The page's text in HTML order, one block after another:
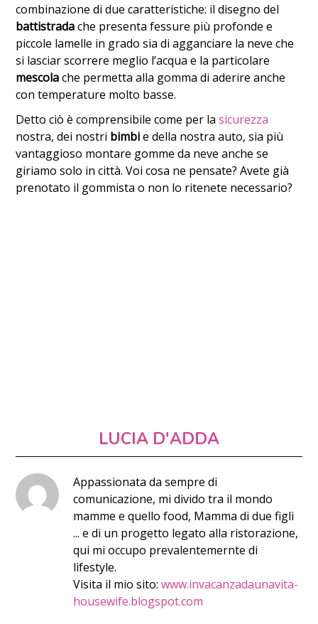
combinazione di due caratteristiche: il disegno del
battistradache presenta fessure più profonde e
piccole lamelle in grado sia di agganciare la neve che
si lasciar scorrere meglio l’acqua e la particolare
mescolache permetta alla gomma di aderire anche
con temperature molto basse.
Detto ciò è comprensibile come per lasicurezza
nostra, dei nostri bimbie della nostra auto, sia più
vantaggioso montare gomme da neve anche se
giriamo solo in città. Voi cosa ne pensate? Avete già
prenotato il gommista o non lo ritenete necessario?
LUCIA D'ADDA
Appassionata da sempre di
comunicazione, mi divido tra il mondo
mamme e quello food, Mamma di due figli
... e di un progetto legato alla ristorazione,
qui mi occupo prevalentemernte di
lifestyle.
Visita il mio sito:www.invacanzadaunavita-
housewife.blogspot.com